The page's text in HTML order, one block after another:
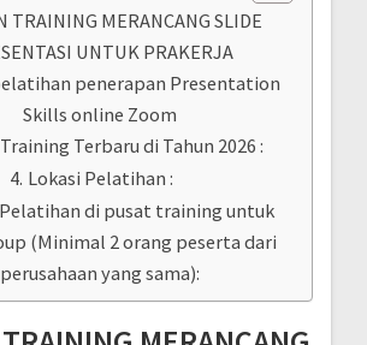
TRAINING MERANCANG SLIDE
UNTUK PRAKERJA
penerapan Presentation
Skills online Zoom
Terbaru di Tahun 2026 :
Lokasi Pelatihan :
di pusat training untuk
(Minimal 2 orang peserta dari
perusahaan yang sama):